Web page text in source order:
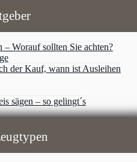
– Worauf sollten Sie achten?
der Kauf, wann ist Ausleihen
sägen – so gelingt´s